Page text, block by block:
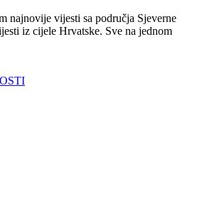
najnovije vijesti sa područja Sjeverne
iz cijele Hrvatske. Sve na jednom